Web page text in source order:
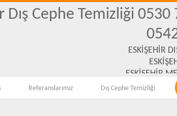
Dış Cephe Temizliği 0530
ESKİŞEHİR
ESKİŞEHİR
KOLTUK
Referanslarımız Dış Cephe Temizliği